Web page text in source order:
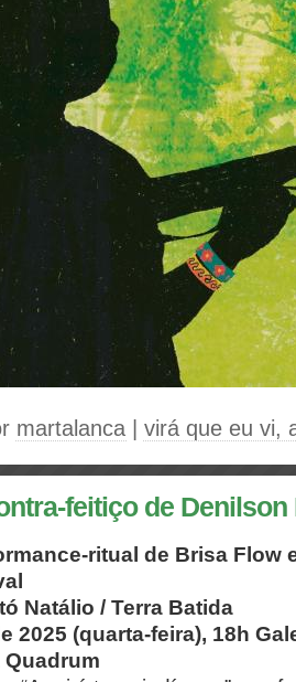
martalanca virá que eu vi,
feitiço de Denilson
ritual de Brisa Flow
Natálio / Terra Batida
2025 (quarta-feira), 18h
Quadrum